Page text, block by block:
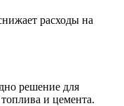
расходы на
решение для
и цемента.